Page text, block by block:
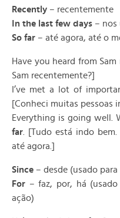
Recently – recentemente
In the last few days – nos
So far – até agora, até o
Have you heard from Sam
Sam recentemente?]
I’ve met a lot of
[Conheci muitas pessoas
Everything is going well.
far . [Tudo está indo
até agora.]
Since – desde (usado
For – faz, por, há
ação)